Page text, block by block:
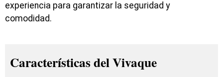
experiencia para garantizar la seguridad y
comodidad.
Características del Vivaque